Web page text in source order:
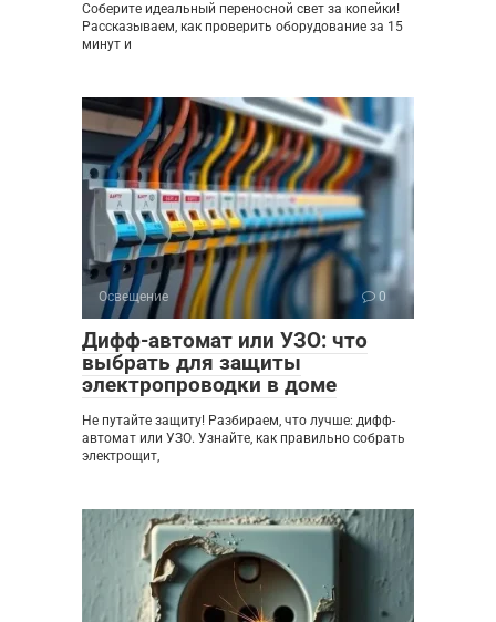
Соберите идеальный переносной свет за копейки!
Рассказываем, как проверить оборудование за 15
минут и
Освещение 0
Дифф-автомат или УЗО: что
выбрать для защиты
электропроводки в доме
Не путайте защиту! Разбираем, что лучше: дифф-
автомат или УЗО. Узнайте, как правильно собрать
электрощит,